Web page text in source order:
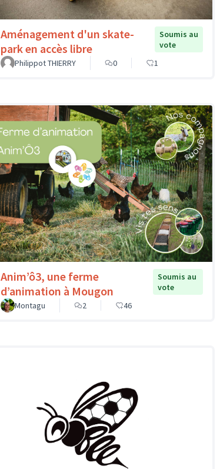
Aménagement d'un skate-
park en accès libre
Soumis au
vote
Philippot THIERRY
0 1
Anim’ô3, une ferme
d’animation à Mougon
Soumis au
vote
Montagu
2 46